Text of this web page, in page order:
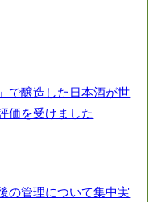
で醸造した日本酒が世
価を受けました
の管理について集中実